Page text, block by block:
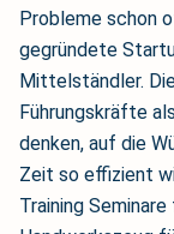
Probleme schon
gegründete
Mittelständler.
Führungskräfte
denken, auf die
Zeit so effizient
Training